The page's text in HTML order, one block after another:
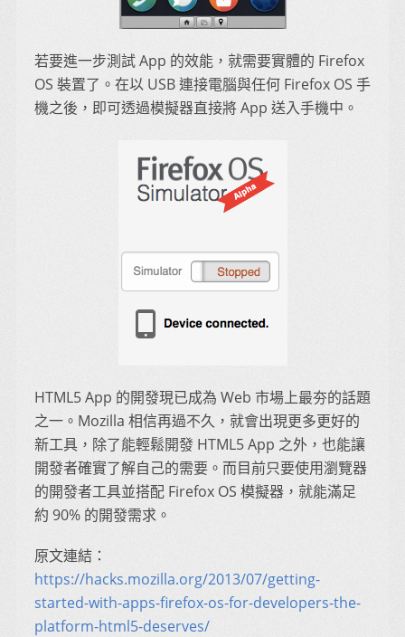
若要進一步測試 App 的效能，就需要實體的 Firefox
OS 裝置了。在以 USB 連接電腦與任何 Firefox OS 手
機之後，即可透過模擬器直接將 App 送入手機中。
HTML5 App 的開發現已成為 Web 市場上最夯的話題
之一。Mozilla 相信再過不久，就會出現更多更好的
新工具，除了能輕鬆開發 HTML5 App 之外，也能讓
開發者確實了解自己的需要。而目前只要使用瀏覽器
的開發者工具並搭配 Firefox OS 模擬器，就能滿足
約 90% 的開發需求。
原文連結：
https://hacks.mozilla.org/2013/07/getting-
started-with-apps-firefox-os-for-developers-the-
platform-html5-deserves/